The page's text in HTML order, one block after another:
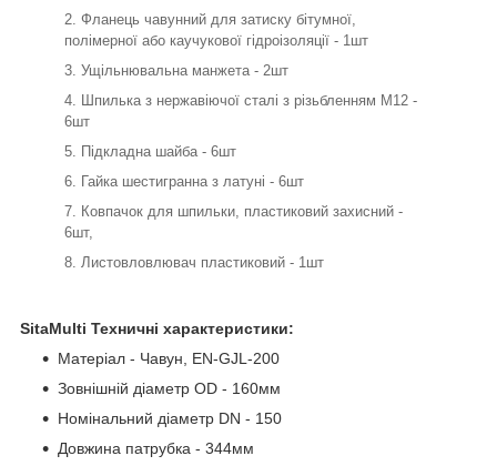
Фланець чавунний для затиску бітумної,
полімерної або каучукової гідроізоляції - 1шт
Ущільнювальна манжета - 2шт
Шпилька з нержавіючої сталі з різьбленням M12 -
6шт
Підкладна шайба - 6шт
Гайка шестигранна з латуні - 6шт
Ковпачок для шпильки, пластиковий захисний -
6шт,
Листовловлювач пластиковий - 1шт
SitaMulti Техничні характеристики:
Матеріал - Чавун, EN-GJL-200
Зовнішній діаметр OD - 160мм
Номінальний діаметр DN - 150
Довжина патрубка - 344мм